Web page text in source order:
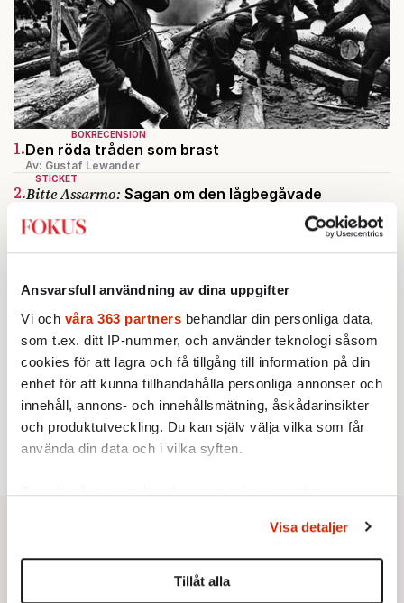
Ansvarsfull användning av dina uppgifter
Vi och våra 363 partners behandlar din personliga data,
som t.ex. ditt IP-nummer, och använder teknologi såsom
cookies för att lagra och få tillgång till information på din
enhet för att kunna tillhandahålla personliga annonser och
innehåll, annons- och innehållsmätning, åskådarinsikter
och produktutveckling. Du kan själv välja vilka som får
använda din data och i vilka syften.
Ta reda på mer om hur dina personliga uppgifter
Du kan ändra eller dra tillbaka ditt samtycke när som
helst från cookie-förklaringen.
Vi använder enhetsidentifierare för att anpassa innehållet
Visa detaljer
Tillåt alla
BOKRECENSION
1.Den röda tråden som brast
Av: Gustaf Lewander
STICKET
2.Bitte Assarmo: Sagan om den lågbegåvade
KRÖNIKA
4.Nina Lekander:På ”Kommunisthögskolan” drömde
alla om att vara arbetarklass
5.Vattenbristen är här – men var femte liter läcker
ut
Av: Susanne Gäre
KRÖNIKA
6.Sakine Madon:Efter islamistdådet oroar sig
vänstern för Agnes Wold